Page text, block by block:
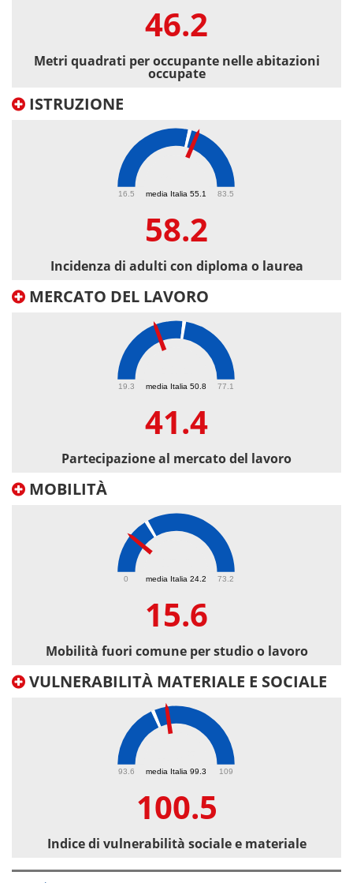
46.2
Metri quadrati per occupante nelle abitazioni
occupate
ISTRUZIONE
media Italia 55.1
16.5 83.5
58.2
Incidenza di adulti con diploma o laurea
MERCATO DEL LAVORO
media Italia 50.8
19.3 77.1
41.4
Partecipazione al mercato del lavoro
MOBILITÀ
media Italia 24.2
0 73.2
15.6
Mobilità fuori comune per studio o lavoro
VULNERABILITÀ MATERIALE E SOCIALE
media Italia 99.3
93.6 109
100.5
Indice di vulnerabilità sociale e materiale